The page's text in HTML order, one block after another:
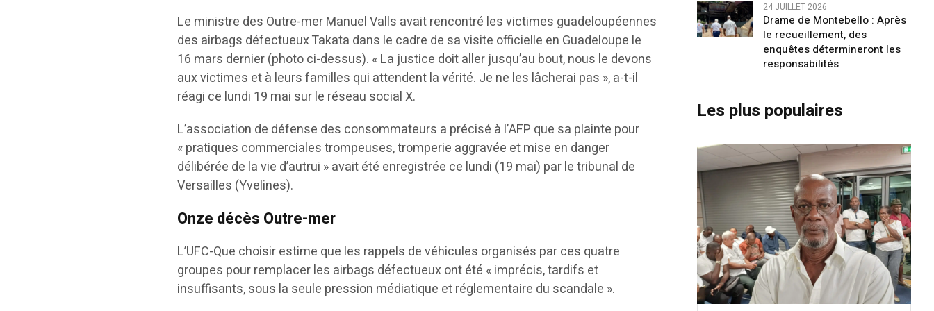
Le ministre des Outre-mer Manuel Valls avait rencontré les victimes guadeloupéennes
des airbags défectueux Takata dans le cadre de sa visite officielle en Guadeloupe le
16 mars dernier (photo ci-dessus). « La justice doit aller jusqu’au bout, nous le devons
aux victimes et à leurs familles qui attendent la vérité. Je ne les lâcherai pas », a-t-il
réagi ce lundi 19 mai sur le réseau social X.
L’association de défense des consommateurs a précisé à l’AFP que sa plainte pour
« pratiques commerciales trompeuses, tromperie aggravée et mise en danger
délibérée de la vie d’autrui » avait été enregistrée ce lundi (19 mai) par le tribunal de
Versailles (Yvelines).
Onze décès Outre-mer
L’UFC-Que choisir estime que les rappels de véhicules organisés par ces quatre
groupes pour remplacer les airbags défectueux ont été « imprécis, tardifs et
insuffisants, sous la seule pression médiatique et réglementaire du scandale ».
24 JUILLET 2026
Drame de Montebello : Après
le recueillement, des
enquêtes détermineront les
responsabilités
Les plus populaires